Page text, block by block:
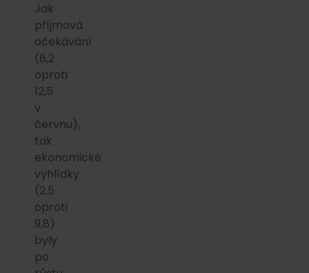
Jak
příjmová
očekávání
(8,2
oproti
12,5
v
červnu),
tak
ekonomické
vyhlídky
(2,5
oproti
9,8)
byly
po